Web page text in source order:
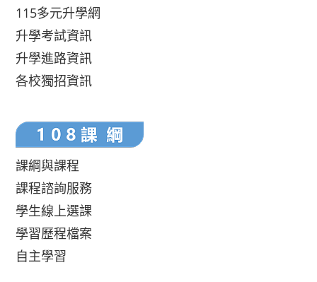
115多元升學網
升學考試資訊
升學進路資訊
各校獨招資訊
課綱與課程
課程諮詢服務
學生線上選課
學習歷程檔案
自主學習